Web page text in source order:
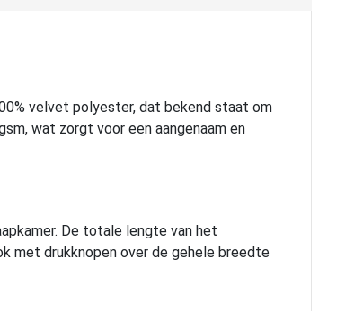
velvet polyester, dat bekend staat om
wat zorgt voor een aangenaam en
De totale lengte van het
met drukknopen over de gehele breedte